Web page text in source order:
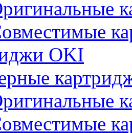
OKI